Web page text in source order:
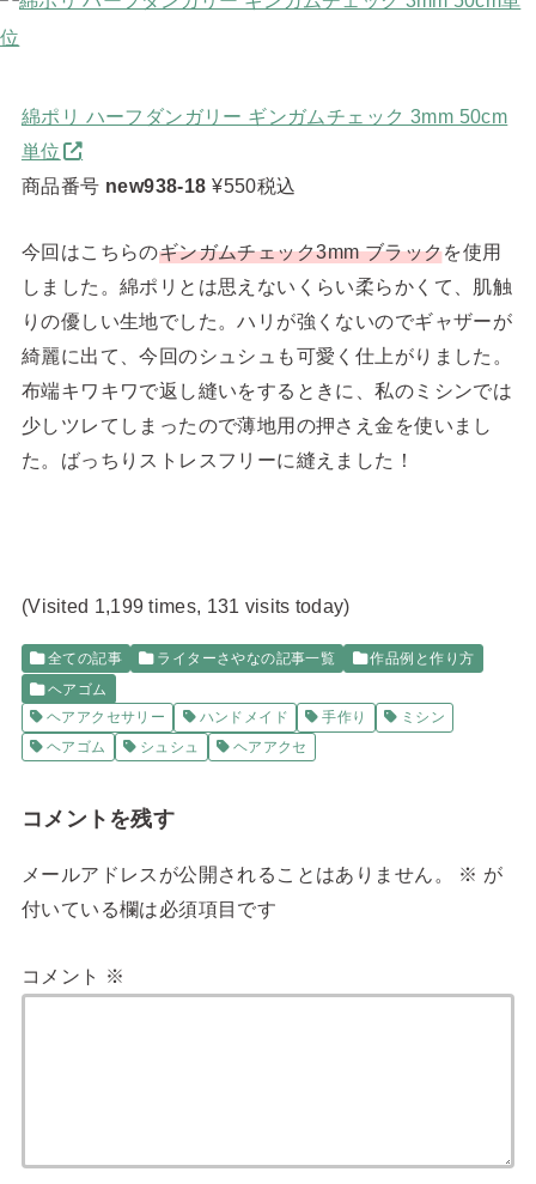
綿ポリ ハーフダンガリー ギンガムチェック 3mm 50cm
単位
商品番号 new938-18 ¥550税込
今回はこちらのギンガムチェック3mm ブラックを使用
しました。綿ポリとは思えないくらい柔らかくて、肌触
りの優しい生地でした。ハリが強くないのでギャザーが
綺麗に出て、今回のシュシュも可愛く仕上がりました。
布端キワキワで返し縫いをするときに、私のミシンでは
少しツレてしまったので薄地用の押さえ金を使いまし
た。ばっちりストレスフリーに縫えました！
(Visited 1,199 times, 131 visits today)
全ての記事 ライターさやなの記事一覧
作品例と作り方
ヘアゴム
ヘアアクセサリー
ハンドメイド 手作り
ミシン
ヘアゴム
シュシュ ヘアアクセ
コメントを残す
メールアドレスが公開されることはありません。 ※ が
付いている欄は必須項目です
コメント ※